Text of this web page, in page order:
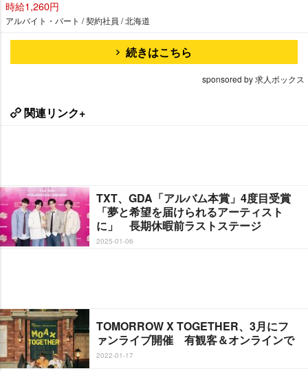
時給1,260円
アルバイト・パート / 契約社員 / 北海道
続きはこちら
sponsored by 求人ボックス
関連リンク+
TXT、GDA「アルバム本賞」4度目受賞
「夢と希望を届けられるアーティスト
に」 長期休暇前ラストステージ
2025-01-06
TOMORROW X TOGETHER、3月にフ
ァンライブ開催 有観客＆オンラインで
2022-01-17